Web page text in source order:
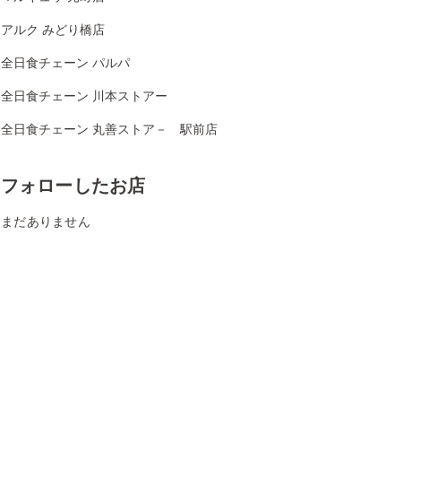
アルク みどり橋店
全日食チェーン パルパ
全日食チェーン 川本ストアー
全日食チェーン 丸善ストア－ 駅前店
フォローしたお店
まだありません